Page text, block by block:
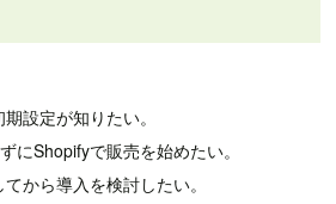
設定が知りたい。
にShopifyで販売を始めたい。
から導入を検討したい。